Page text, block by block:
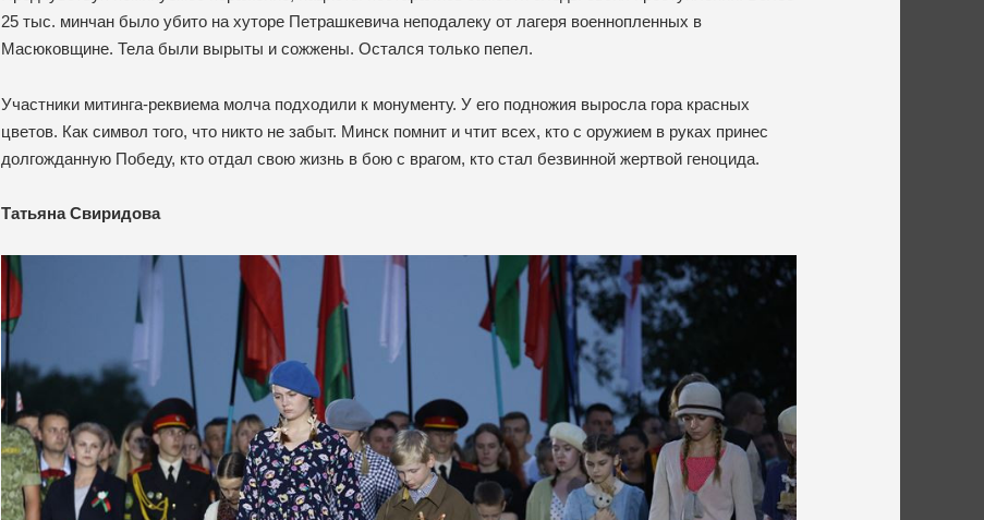
25 тыс. минчан было убито на хуторе Петрашкевича неподалеку от лагеря военнопленных в
Масюковщине. Тела были вырыты и сожжены. Остался только пепел.
Участники митинга-реквиема молча подходили к монументу. У его подножия выросла гора красных
цветов. Как символ того, что никто не забыт. Минск помнит и чтит всех, кто с оружием в руках принес
долгожданную Победу, кто отдал свою жизнь в бою с врагом, кто стал безвинной жертвой геноцида.
Татьяна Свиридова